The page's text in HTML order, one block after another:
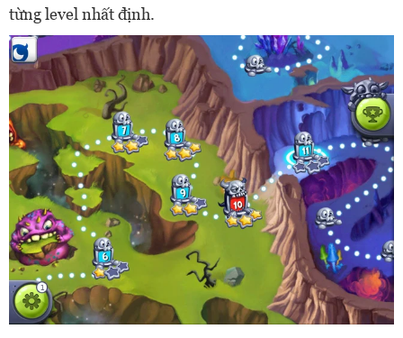
từng level nhất định.